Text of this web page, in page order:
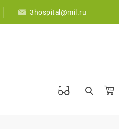
3hospital@mil.ru